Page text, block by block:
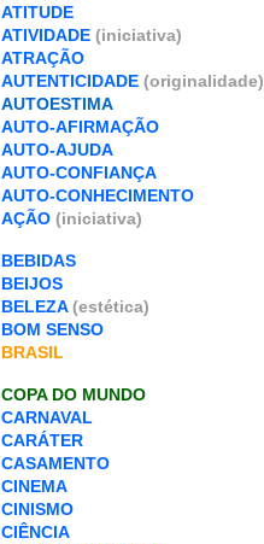
ATITUDE
ATIVIDADE (iniciativa)
ATRAÇÃO
AUTENTICIDADE (originalidade)
AUTOESTIMA
AUTO-AFIRMAÇÃO
AUTO-AJUDA
AUTO-CONFIANÇA
AUTO-CONHECIMENTO
AÇÃO (iniciativa)
BEBIDAS
BEIJOS
BELEZA(estética)
BOM SENSO
BRASIL
COPA DO MUNDO
CARNAVAL
CARÁTER
CASAMENTO
CINEMA
CINISMO
CIÊNCIA